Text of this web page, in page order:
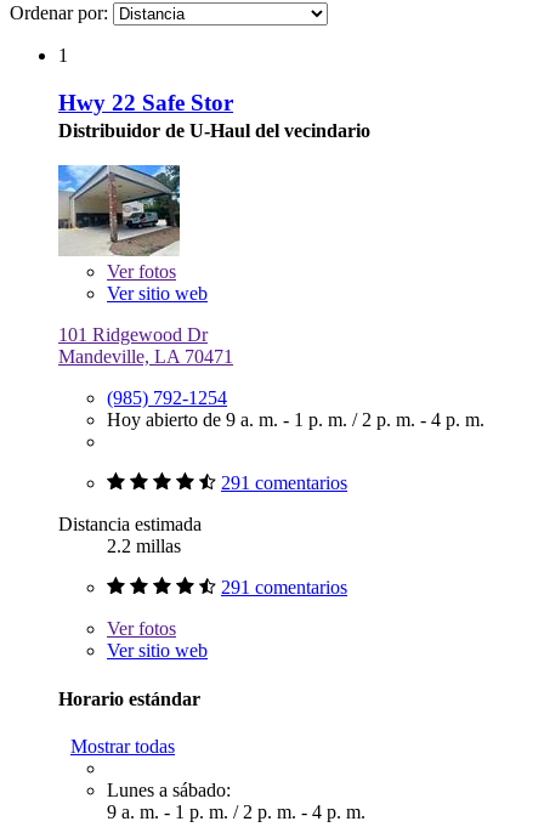
Ordenar por:
1
Hwy 22 Safe Stor
Distribuidor de U-Haul del vecindario
Verfotos
Ver sitio web
101 Ridgewood Dr
Mandeville, LA 70471
(985) 792-1254
Hoy abierto de 9 a. m. - 1 p. m. /2 p. m. - 4 p. m.
291 comentarios
Distancia estimada
2.2 millas
291 comentarios
Verfotos
Ver sitio web
Horario estándar
Mostrar todas
Lunes a sábado:
9 a. m. - 1 p. m. / 2 p. m. - 4 p. m.